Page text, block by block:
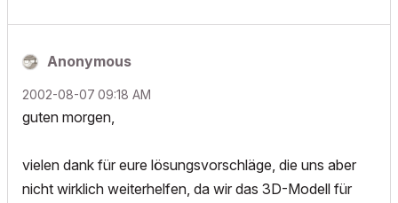
Anonymous
‎2002-08-07 09:18 AM
guten morgen,
vielen dank für eure lösungsvorschläge, die uns aber
nicht wirklich weiterhelfen, da wir das 3D-Modell für